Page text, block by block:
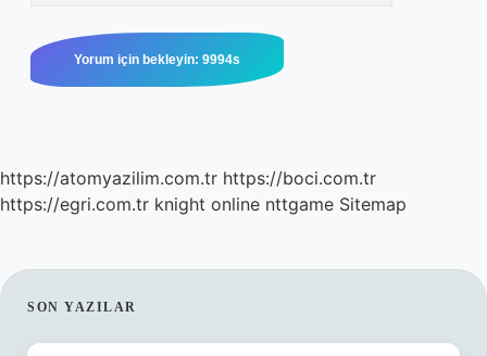
https://atomyazilim.com.tr https://boci.com.tr
https://egri.com.tr knight online nttgame Sitemap
SIDEBAR
SON YAZILAR